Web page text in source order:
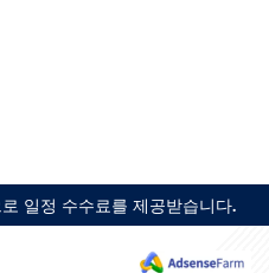
일정 수수료를 제공받습니다.